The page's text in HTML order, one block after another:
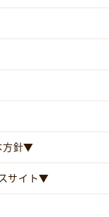
方針▼
サイト▼